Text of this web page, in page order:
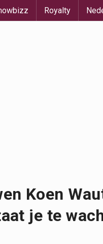
Royalty
Koen
je te